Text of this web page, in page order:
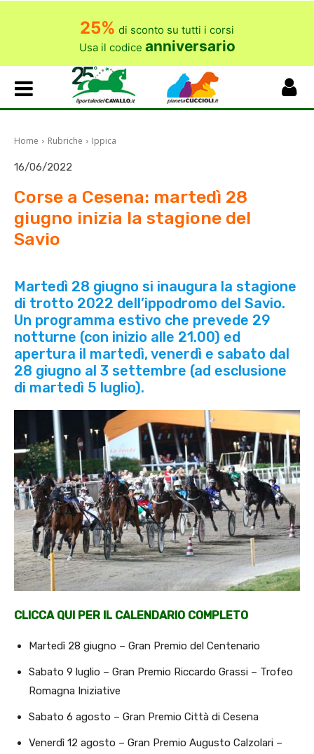
25% di sconto su tutti i corsi
Usa il codice anniversario
Home Rubriche Ippica
16/06/2022
Corse a Cesena: martedì 28
giugno inizia la stagione del
Savio
Martedì 28 giugno si inaugura la stagione
di trotto 2022 dell’ippodromo del Savio.
Un programma estivo che prevede 29
notturne (con inizio alle 21.00) ed
apertura il martedì, venerdì e sabato dal
28 giugno al 3 settembre (ad esclusione
di martedì 5 luglio).
CLICCA QUI PER IL CALENDARIO COMPLETO
Martedì 28 giugno – Gran Premio del Centenario
Sabato 9 luglio – Gran Premio Riccardo Grassi – Trofeo
Romagna Iniziative
Sabato 6 agosto – Gran Premio Città di Cesena
Venerdì 12 agosto – Gran Premio Augusto Calzolari –